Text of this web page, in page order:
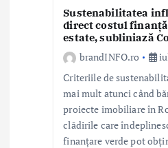
Sustenabilitatea
direct costul
estate, subliniază
brandINFO.ro
Criteriile de
mai mult atunci când
proiecte imobiliare în
clădirile care
finanțare verde pot